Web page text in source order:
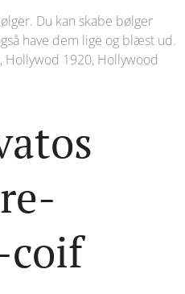
Du kan skabe bølger
have dem lige og blæst ud.
Hollywod 1920, Hollywood
coif